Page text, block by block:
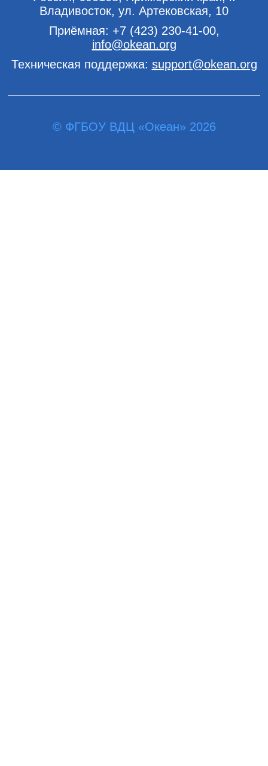
Владивосток, ул. Артековская, 10
Приёмная: +7 (423) 230-41-00,
info@okean.org
Техническая поддержка: support@okean.org
© ФГБОУ ВДЦ «Океан» 2026